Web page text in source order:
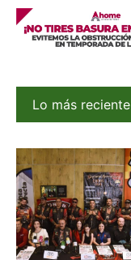
Lo más reciente